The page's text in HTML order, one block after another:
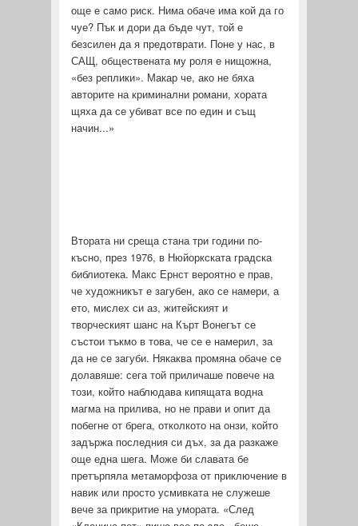
още е само риск. Нима обаче има кой да го
чуе? Пък и дори да бъде чут, той е
безсилен да я предотврати. Поне у нас, в
САЩ, обществената му роля е нищожна,
«без реплики». Макар че, ако не бяха
авторите на криминални романи, хората
щяха да се убиват все по един и същ
начин...»
Втората ни среща стана три години по-
късно, през 1976, в Нюйоркската градска
библиотека. Макс Ернст вероятно е прав,
че художникът е загубен, ако се намери, а
ето, мислех си аз, житейският и
творческият шанс на Кърт Вонегът се
състои тъкмо в това, че се е намерил, за
да не се загуби. Ня­каква промяна обаче се
долавяше: сега той приличаше повече на
този, който наблюдава кипящата водна
магма на прилива, но не прави и опит да
побегне от брега, отколкото на онзи, който
задържа последния си дъх, за да разкаже
още една шега. Може би славата бе
претърпяла метаморфоза от приключение в
навик или просто усмивката не служеше
вече за прикритие на умо­рата. «След